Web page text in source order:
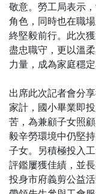
敬意。勞工局表示
角色，同時也在職
終堅毅前行。此次
盡忠職守，更以溫
力量，成為家庭穩
出席此次記者會分
家計，國小畢業即
苦，為兼顧子女照
毅辛勞環境中仍堅
子女。另積極投入
評鑑屢獲佳績，並
投身市府義剪公益